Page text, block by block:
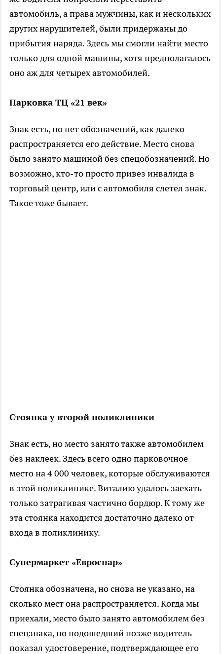
автомобиль, а права мужчины, как и нескольких
других нарушителей, были придержаны до
прибытия наряда. Здесь мы смогли найти место
только для одной машины, хотя предполагалось
оно аж для четырех автомобилей.
Парковка ТЦ «21 век»
Знак есть, но нет обозначений, как далеко
распространяется его действие. Место снова
было занято машиной без спецобозначений. Но
возможно, кто-то просто привез инвалида в
торговый центр, или с автомобиля слетел знак.
Такое тоже бывает.
Стоянка у второй поликлиники
Знак есть, но место занято также автомобилем
без наклеек. Здесь всего одно парковочное
место на 4 000 человек, которые обслуживаются
в этой поликлинике. Виталию удалось заехать
только затрагивая частично бордюр. К тому же
эта стоянка находится достаточно далеко от
входа в поликлинику.
Супермаркет «Евроспар»
Стоянка обозначена, но снова не указано, на
сколько мест она распространяется. Когда мы
приехали, место было занято автомобилем без
спецзнака, но подошедший позже водитель
показал удостоверение, подтверждающее его